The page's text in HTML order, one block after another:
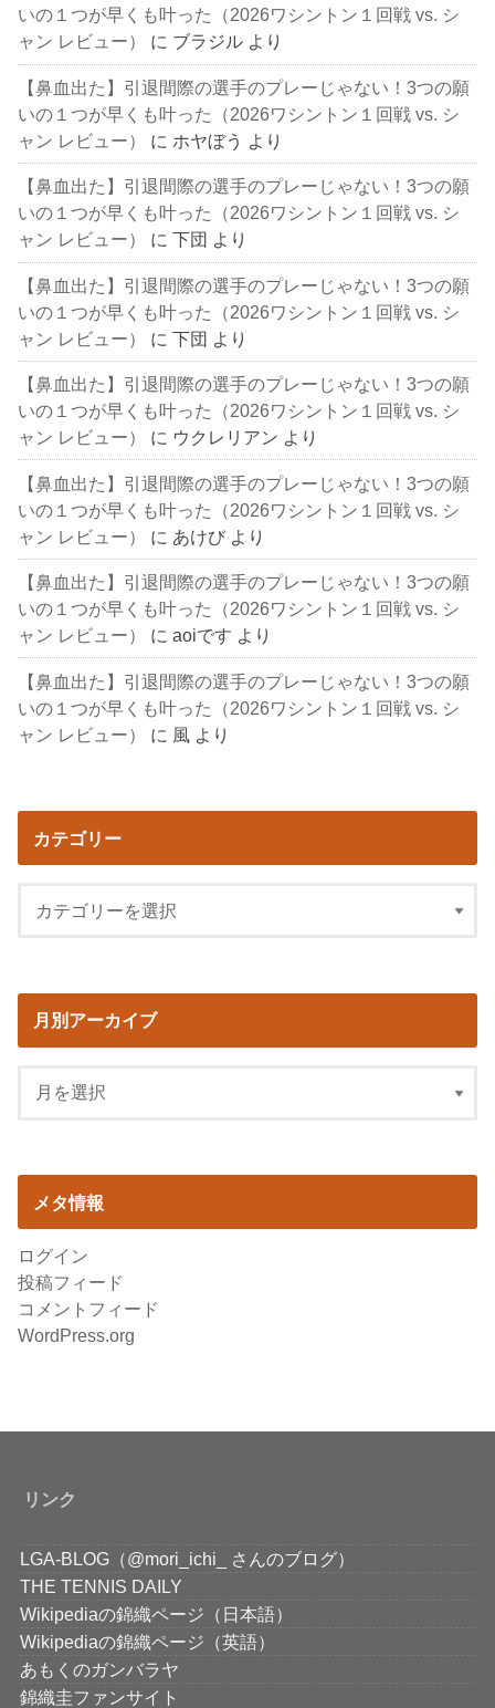
いの１つが早くも叶った（2026ワシントン１回戦 vs. シ
ャン レビュー）
に ブラジル より
【鼻血出た】引退間際の選手のプレーじゃない！3つの願
いの１つが早くも叶った（2026ワシントン１回戦 vs. シ
ャン レビュー）
に ホヤぼう より
【鼻血出た】引退間際の選手のプレーじゃない！3つの願
いの１つが早くも叶った（2026ワシントン１回戦 vs. シ
ャン レビュー）
に下団 より
【鼻血出た】引退間際の選手のプレーじゃない！3つの願
いの１つが早くも叶った（2026ワシントン１回戦 vs. シ
ャン レビュー）
に下団 より
【鼻血出た】引退間際の選手のプレーじゃない！3つの願
いの１つが早くも叶った（2026ワシントン１回戦 vs. シ
ャン レビュー）
に ウクレリアン より
【鼻血出た】引退間際の選手のプレーじゃない！3つの願
いの１つが早くも叶った（2026ワシントン１回戦 vs. シ
ャン レビュー）
に あけび より
【鼻血出た】引退間際の選手のプレーじゃない！3つの願
いの１つが早くも叶った（2026ワシントン１回戦 vs. シ
ャン レビュー）
にaoiです より
【鼻血出た】引退間際の選手のプレーじゃない！3つの願
いの１つが早くも叶った（2026ワシントン１回戦 vs. シ
ャン レビュー）
に 風 より
カテゴリー
月別アーカイブ
メタ情報
ログイン
投稿フィード
コメントフィード
WordPress.org
リンク
LGA-BLOG（@mori_ichi_ さんのブログ）
THE TENNIS DAILY
Wikipediaの錦織ページ（日本語）
Wikipediaの錦織ページ（英語）
あもくのガンバラヤ
錦織圭ファンサイト